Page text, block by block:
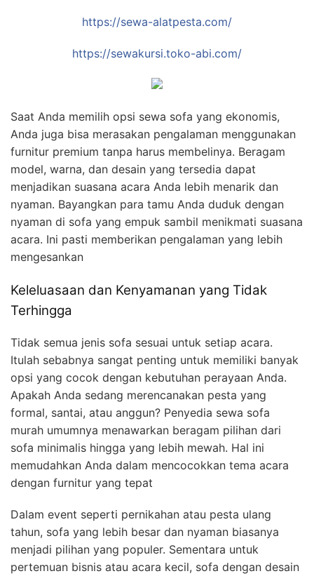
https://sewa-alatpesta.com/
https://sewakursi.toko-abi.com/
Saat Anda memilih opsi sewa sofa yang ekonomis,
Anda juga bisa merasakan pengalaman menggunakan
furnitur premium tanpa harus membelinya. Beragam
model, warna, dan desain yang tersedia dapat
menjadikan suasana acara Anda lebih menarik dan
nyaman. Bayangkan para tamu Anda duduk dengan
nyaman di sofa yang empuk sambil menikmati suasana
acara. Ini pasti memberikan pengalaman yang lebih
mengesankan
Keleluasaan dan Kenyamanan yang Tidak
Terhingga
Tidak semua jenis sofa sesuai untuk setiap acara.
Itulah sebabnya sangat penting untuk memiliki banyak
opsi yang cocok dengan kebutuhan perayaan Anda.
Apakah Anda sedang merencanakan pesta yang
formal, santai, atau anggun? Penyedia sewa sofa
murah umumnya menawarkan beragam pilihan dari
sofa minimalis hingga yang lebih mewah. Hal ini
memudahkan Anda dalam mencocokkan tema acara
dengan furnitur yang tepat
Dalam event seperti pernikahan atau pesta ulang
tahun, sofa yang lebih besar dan nyaman biasanya
menjadi pilihan yang populer. Sementara untuk
pertemuan bisnis atau acara kecil, sofa dengan desain